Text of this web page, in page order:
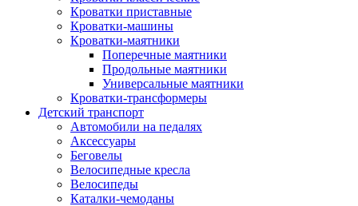
Кроватки приставные
Кроватки-машины
Кроватки-маятники
Поперечные маятники
Продольные маятники
Универсальные маятники
Кроватки-трансформеры
Детский транспорт
Автомобили на педалях
Аксессуары
Беговелы
Велосипедные кресла
Велосипеды
Каталки-чемоданы